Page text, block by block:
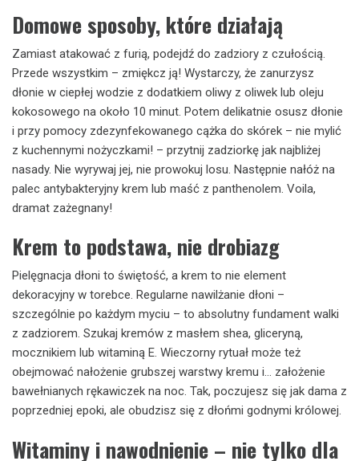
Domowe sposoby, które działają
Zamiast atakować z furią, podejdź do zadziory z czułością.
Przede wszystkim – zmiękcz ją! Wystarczy, że zanurzysz
dłonie w ciepłej wodzie z dodatkiem oliwy z oliwek lub oleju
kokosowego na około 10 minut. Potem delikatnie osusz dłonie
i przy pomocy zdezynfekowanego cążka do skórek – nie mylić
z kuchennymi nożyczkami! – przytnij zadziorkę jak najbliżej
nasady. Nie wyrywaj jej, nie prowokuj losu. Następnie nałóż na
palec antybakteryjny krem lub maść z panthenolem. Voila,
dramat zażegnany!
Krem to podstawa, nie drobiazg
Pielęgnacja dłoni to świętość, a krem to nie element
dekoracyjny w torebce. Regularne nawilżanie dłoni –
szczególnie po każdym myciu – to absolutny fundament walki
z zadziorem. Szukaj kremów z masłem shea, gliceryną,
mocznikiem lub witaminą E. Wieczorny rytuał może też
obejmować nałożenie grubszej warstwy kremu i… założenie
bawełnianych rękawiczek na noc. Tak, poczujesz się jak dama z
poprzedniej epoki, ale obudzisz się z dłońmi godnymi królowej.
Witaminy i nawodnienie – nie tylko dla